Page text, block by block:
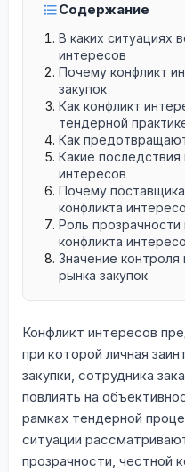
Содержание
В каких ситуациях
интересов
Почему конфликт
закупок
Как конфликт
тендерной
Как
Какие
интересов
Почему
конфликта
Роль
конфликта
Значение контроля
рынка закупок
Конфликт интересов
при которой личная
закупки, сотрудника
повлиять на
рамках тендерной
ситуации
прозрачности, честной